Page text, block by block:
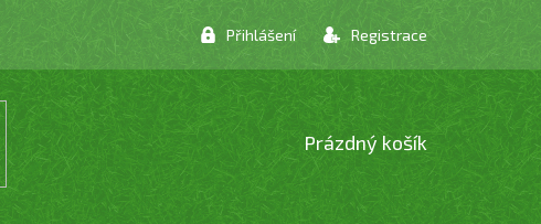
Přihlášení Registrace
NÁKUPNÍ
KOŠÍK
Prázdný košík